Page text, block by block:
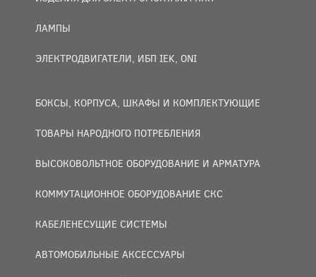
ЛАМПЫ
ЭЛЕКТРОДВИГАТЕЛИ, ИБП IEK, ONI
БОКСЫ, КОРПУСА, ШКАФЫ И КОМПЛЕКТУЮЩИЕ
ТОВАРЫ НАРОДНОГО ПОТРЕБЛЕНИЯ
ВЫСОКОВОЛЬТНОЕ ОБОРУДОВАНИЕ И АРМАТУРА
КОММУТАЦИОННОЕ ОБОРУДОВАНИЕ СКС
КАБЕЛЕНЕСУЩИЕ СИСТЕМЫ
АВТОМОБИЛЬНЫЕ АКСЕССУАРЫ